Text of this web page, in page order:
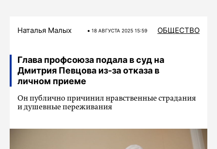
Наталья Малых 18 АВГУСТА 2025 15:59 ОБЩЕСТВО
Глава профсоюза подала в суд на
Дмитрия Певцова из-за отказа в
личном приеме
Он публично причинил нравственные страдания
и душевные переживания